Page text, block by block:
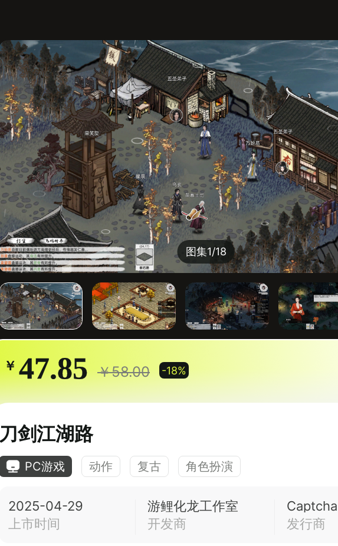
图集1/18
￥ 47.85 ￥58.00 -18%
刀剑江湖路
PC游戏 动作 复古 角色扮演
2025-04-29
上市时间
游鲤化龙工作室
开发商
发行商